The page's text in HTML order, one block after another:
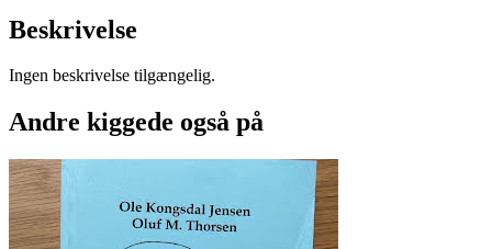
Beskrivelse
Ingen beskrivelse tilgængelig.
Andre kiggede også på